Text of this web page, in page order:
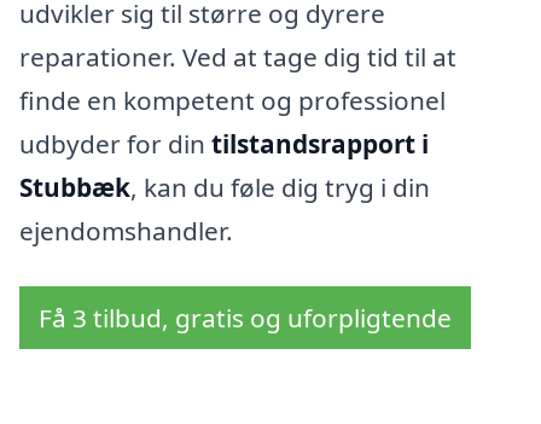
udvikler sig til større og dyrere
reparationer. Ved at tage dig tid til at
finde en kompetent og professionel
udbyder for din tilstandsrapport i
Stubbæk, kan du føle dig tryg i din
ejendomshandler.
Få 3 tilbud, gratis og uforpligtende